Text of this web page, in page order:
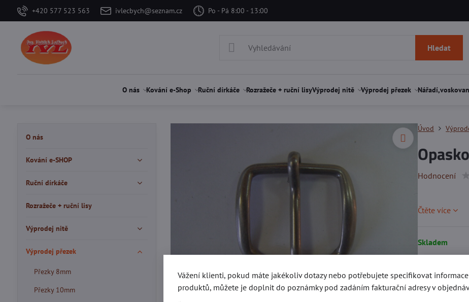
+420 577 523 563 ivlecbych@seznam.cz Po - Pá 8:00 - 13:00
Hledat
O nás Kování e-Shop Ruční dírkáče Rozražeče + ruční lisyVýprodej nitě Výprodej přezek
Úvod
Hodnocení
Čtěte více
Skladem
8 Kč
O nás
Kování e-SHOP
Ruční dírkáče
Rozražeče + ruční lisy
Výprodej nitě
Výprodej přezek
Přezky 8mm
Přezky 10mm
Vážení klienti, pokud máte jakékoliv dotazy nebo potřebujete specifikovat
produktů, můžete je doplnit do poznámky pod zadáním fakturační adresy v